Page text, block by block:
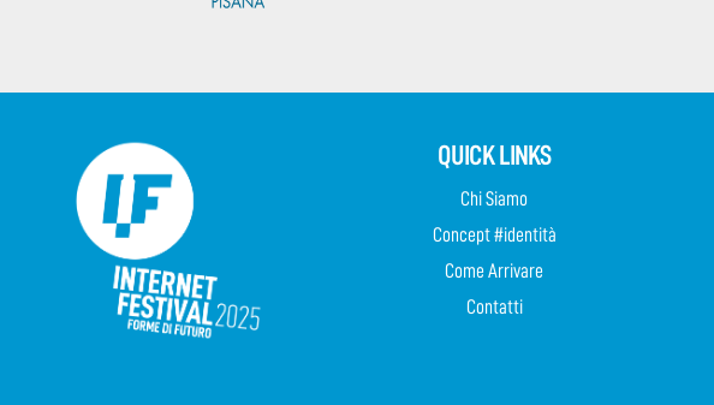
QUICK LINKS
Chi Siamo
Concept #identità
Come Arrivare
Contatti